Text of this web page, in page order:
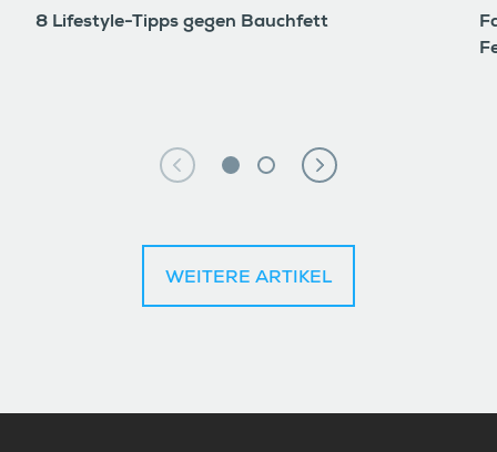
8 Lifestyle-Tipps gegen Bauchfett
WEITERE ARTIKEL